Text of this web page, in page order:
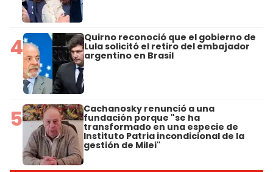
4 Quirno reconoció que el gobierno de
Lula solicitó el retiro del embajador
argentino en Brasil
5 Cachanosky renunció a una
fundación porque "se ha
transformado en una especie de
Instituto Patria incondicional de la
gestión de Milei"